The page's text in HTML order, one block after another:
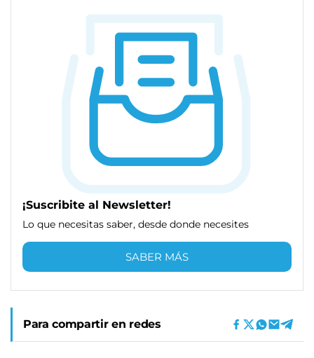
¡Suscribite al Newsletter!
Lo que necesitas saber, desde donde necesites
SABER MÁS
Para compartir en redes